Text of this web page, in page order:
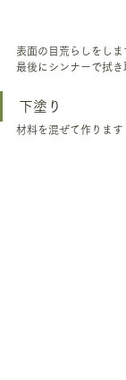
表面の目荒らしをしま
最後にシンナーで拭き
下塗り
材料を混ぜて作ります